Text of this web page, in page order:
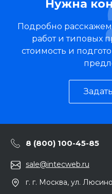
Нужна
Подробно расскажем
работ и типовых
стоимость и
8 (800) 100-45-85
sale@intecweb.ru
г. г. Москва, ул.